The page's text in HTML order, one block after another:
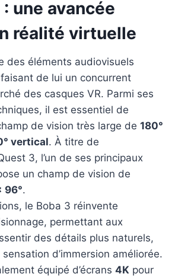
une avancée
réalité virtuelle
des éléments audiovisuels
de lui un concurrent
des casques VR. Parmi ses
il est essentiel de
de vision très large de 180°
vertical. À titre de
3, l’un de ses principaux
un champ de vision de
96°.
le Boba 3 réinvente
permettant aux
des détails plus naturels,
d’immersion améliorée.
équipé d’écrans 4K pour